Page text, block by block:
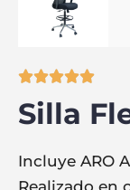

Silla
Incluye ARO